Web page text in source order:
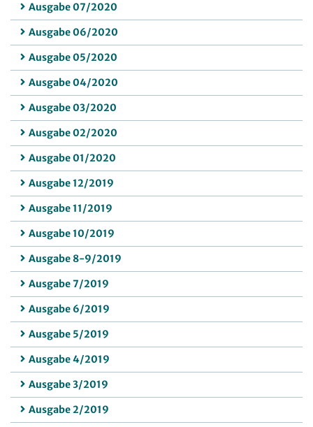
Ausgabe 07/2020
Ausgabe 06/2020
Ausgabe 05/2020
Ausgabe 04/2020
Ausgabe 03/2020
Ausgabe 02/2020
Ausgabe 01/2020
Ausgabe 12/2019
Ausgabe 11/2019
Ausgabe 10/2019
Ausgabe 8-9/2019
Ausgabe 7/2019
Ausgabe 6/2019
Ausgabe 5/2019
Ausgabe 4/2019
Ausgabe 3/2019
Ausgabe 2/2019